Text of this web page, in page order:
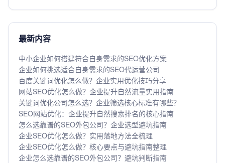
最新内容
中小企业如何搭建符合自身需求的SEO优化方案
企业如何挑选适合自身需求的SEO代运营公司
百度关键词优化怎么做？企业实用优化技巧分享
网站SEO优化怎么做？企业提升自然流量实用指南
关键词优化公司怎么选？企业筛选核心标准有哪些？
SEO网站优化：企业提升自然搜索排名的核心指南
怎么选靠谱的SEO外包公司？企业选型避坑指南
企业SEO优化怎么做？实用落地方法全梳理
企业SEO优化怎么做？核心要点与避坑指南整理
企业怎么选靠谱的SEO外包公司？避坑判断指南